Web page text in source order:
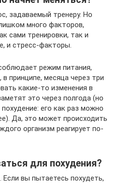
задаваемый тренеру. Но
много факторов,
сами тренировки, так и
и стресс-факторы.
режим питания,
принципе, месяца через три
какие-то изменения в
это через полгода (но
его как раз можно
Да, это может происходить
организм реагирует по-
для похудения?
Если вы пытаетесь похудеть,